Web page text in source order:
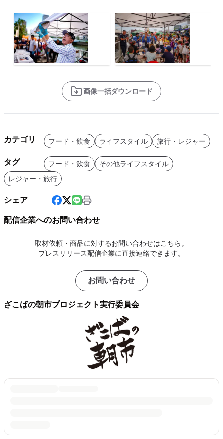
画像一括ダウンロード
カテゴリ フード・飲食 ライフスタイル 旅行・レジャー
タグ フード・飲食
その他ライフスタイル
レジャー・旅行
シェア
配信企業へのお問い合わせ
取材依頼・商品に対するお問い合わせはこちら。
プレスリリース配信企業に直接連絡できます。
お問い合わせ
ざこばの朝市プロジェクト実行委員会